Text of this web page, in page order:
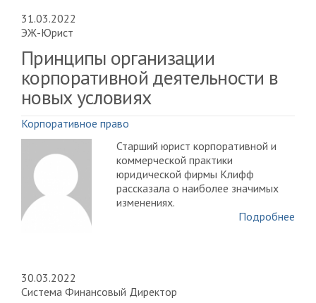
31.03.2022
ЭЖ-Юрист
Принципы организации
корпоративной деятельности в
новых условиях
Корпоративное право
Старший юрист корпоративной и
коммерческой практики
юридической фирмы Клифф
рассказала о наиболее значимых
изменениях.
Подробнее
30.03.2022
Система Финансовый Директор